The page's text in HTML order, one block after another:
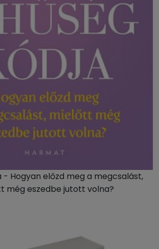
- Hogyan előzd meg a megcsalást,
még eszedbe jutott volna?